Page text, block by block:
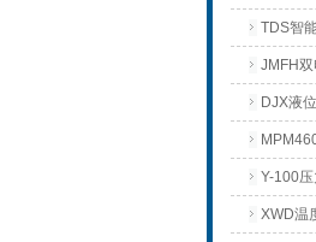
TDS智
JMFH
DJX液
Y-100
XWD温